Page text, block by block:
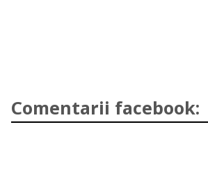
Comentarii facebook: